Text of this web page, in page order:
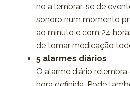
no a lembrar-se de
sonoro num momento
ao minuto e com 24
de tomar medicação
5 alarmes diários
O alarme diário